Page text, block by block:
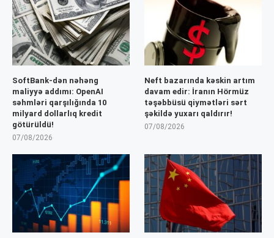
SoftBank-dən nəhəng
maliyyə addımı: OpenAI
səhmləri qarşılığında 10
milyard dollarlıq kredit
götürüldü!
07/08/2026
Neft bazarında kəskin artım
davam edir: İranın Hörmüz
təşəbbüsü qiymətləri sərt
şəkildə yuxarı qaldırır!
07/08/2026